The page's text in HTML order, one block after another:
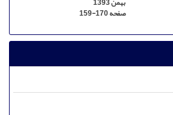
صفحه159-170